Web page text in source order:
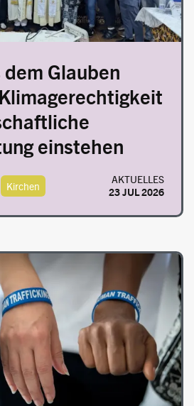
Glauben
einstehen
Kirchen
AKTUELLES
23 JUL 2026